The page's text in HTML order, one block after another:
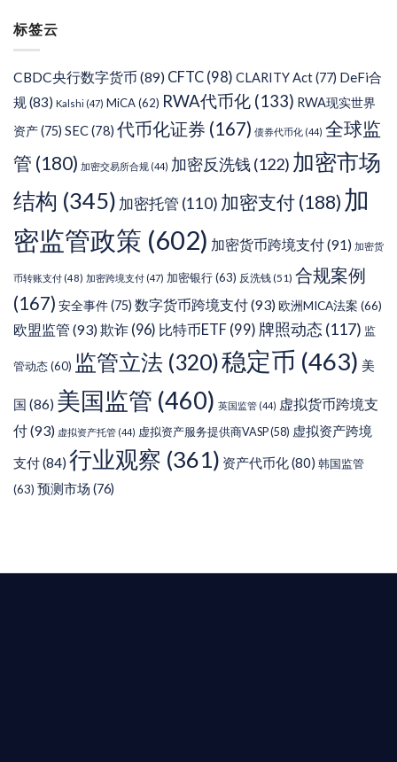
类
标签云
CBDC央行数字货币 (89) CFTC (98) CLARITY Act(77) DeFi合
规(83) Kalshi (47) MiCA(62) RWA代币化 (133) RWA现实世界
资产(75) SEC(78) 代币化证券 (167) 债券代币化 (44) 全球监
管 (180) 加密交易所合规 (44) 加密反洗钱 (122) 加密市场
结构 (345) 加密托管 (110) 加密支付 (188) 加
密监管政策 (602) 加密货币跨境支付(91) 加密货
币转账支付 (48) 加密跨境支付 (47) 加密银行(63) 反洗钱(51) 合规案例
(167) 安全事件(75) 数字货币跨境支付(93)欧洲MICA法案 (66)
欧盟监管 (93)欺诈 (96) 比特币ETF (99) 牌照动态 (117) 监
管动态(60) 监管立法 (320)稳定币 (463) 美
国 (86) 美国监管 (460) 英国监管 (44) 虚拟货币跨境支
付(93) 虚拟资产托管 (44) 虚拟资产服务提供商VASP(58) 虚拟资产跨境
支付(84) 行业观察 (361) 资产代币化(80) 韩国监管
(63) 预测市场 (76)